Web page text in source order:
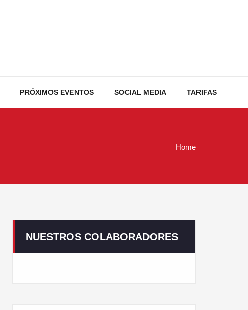
PRÓXIMOS EVENTOS SOCIAL MEDIA TARIFAS
Home
NUESTROS COLABORADORES